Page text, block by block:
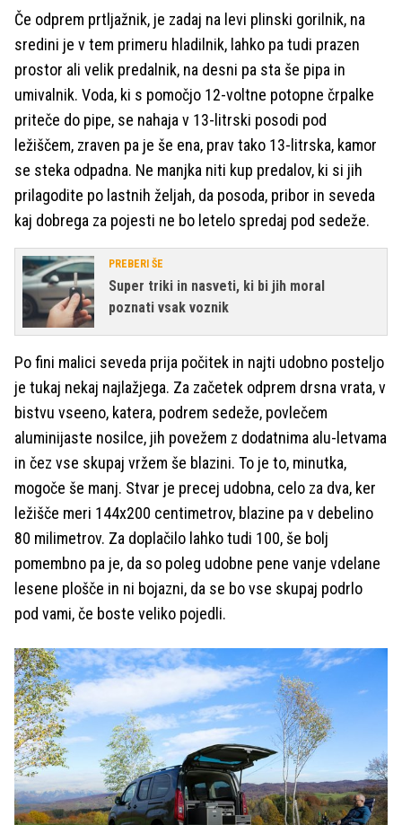
Če odprem prtljažnik, je zadaj na levi plinski gorilnik, na
sredini je v tem primeru hladilnik, lahko pa tudi prazen
prostor ali velik predalnik, na desni pa sta še pipa in
umivalnik. Voda, ki s pomočjo 12-voltne potopne črpalke
priteče do pipe, se nahaja v 13-litrski posodi pod
ležiščem, zraven pa je še ena, prav tako 13-litrska, kamor
se steka odpadna. Ne manjka niti kup predalov, ki si jih
prilagodite po lastnih željah, da posoda, pribor in seveda
kaj dobrega za pojesti ne bo letelo spredaj pod sedeže.
PREBERI ŠE
Super triki in nasveti, ki bi jih moral
poznati vsak voznik
Po fini malici seveda prija počitek in najti udobno posteljo
je tukaj nekaj najlažjega. Za začetek odprem drsna vrata, v
bistvu vseeno, katera, podrem sedeže, povlečem
aluminijaste nosilce, jih povežem z dodatnima alu-letvama
in čez vse skupaj vržem še blazini. To je to, minutka,
mogoče še manj. Stvar je precej udobna, celo za dva, ker
ležišče meri 144x200 centimetrov, blazine pa v debelino
80 milimetrov. Za doplačilo lahko tudi 100, še bolj
pomembno pa je, da so poleg udobne pene vanje vdelane
lesene plošče in ni bojazni, da se bo vse skupaj podrlo
pod vami, če boste veliko pojedli.